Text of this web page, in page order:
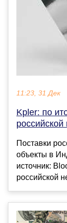
11:23, 31 Дек
Kpler: по
Поставки
объекты в
источник:
российской